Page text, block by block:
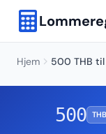
Hjem 500 THB til
500 THB